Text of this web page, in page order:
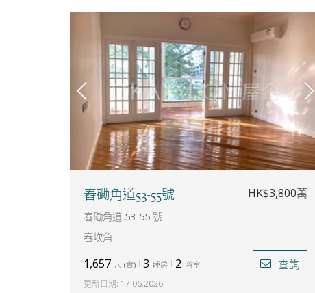
舂磡角道53-55號
舂磡角道 53-55 號
舂坎角
HK$3,800萬
1,657 尺 (實) 3 睡房 2 浴室 查詢
更新日期: 17.06.2026